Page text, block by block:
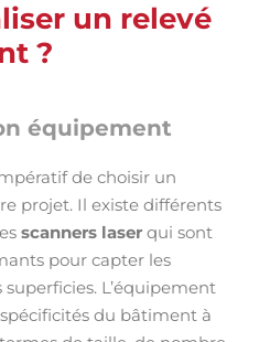
un relevé
?
équipement
de choisir un
projet. Il existe différents
scanners laser qui sont
pour capter les
L’équipement
du bâtiment à